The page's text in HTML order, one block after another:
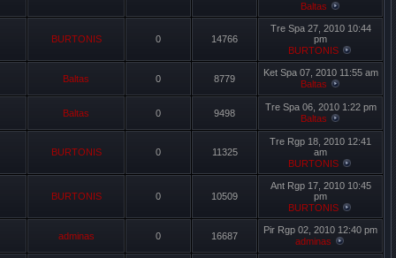
Baltas
BURTONIS 0 14766
Tre Spa 27, 2010 10:44
pm
BURTONIS
Baltas 0 8779
Ket Spa 07, 2010 11:55 am
Baltas
Baltas 0 9498
Tre Spa 06, 2010 1:22 pm
Baltas
BURTONIS 0 11325
Tre Rgp 18, 2010 12:41
am
BURTONIS
BURTONIS 0 10509
Ant Rgp 17, 2010 10:45
pm
BURTONIS
adminas 0 16687
Pir Rgp 02, 2010 12:40 pm
adminas